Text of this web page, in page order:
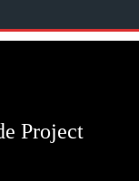
Project